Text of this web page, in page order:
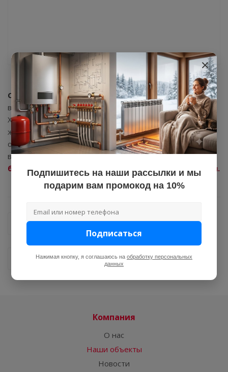
Строительной компанией "РАЗВИТИЕ"было
выполнено строительство жилого дома по улице
Хользунова Воронежа. Наша компания поставила для
жилищного комплекса высококачественное
оборудование для систем отопления и водоснабжения,
в том числеполипропиленовые трубы,запорную и
балансировочную арматуру,системы канализации.
Назад к списку
Следующий проект
Компания
О нас
Наши объекты
Новости
×
Подпишитесь на наши рассылки и мы
подарим вам промокод на 10%
Подписаться
Нажимая кнопку, я соглашаюсь на обработку персональных
данных